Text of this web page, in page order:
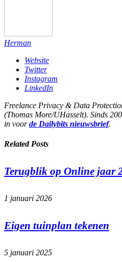
Herman
Website
Twitter
Instagram
LinkedIn
Freelance Privacy & Data
(Thomas More/UHasselt). Sinds
in voorde Dailybits nieuwsbrief.
Related Posts
Terugblik op Online jaar
1 januari 2026
Eigen tuinplan tekenen
5 januari 2025